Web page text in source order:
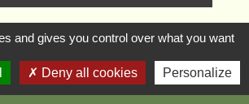
and gives you control over what you want
Deny all cookies Personalize